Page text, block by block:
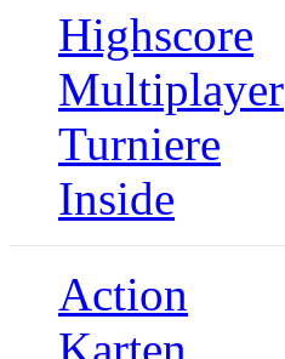
Highscore
Multiplayer
Turniere
Inside
Action
Karten